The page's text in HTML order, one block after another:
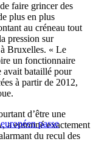
faire grincer des
plus en plus
au créneau tout
pression sur
Bruxelles. « Le
un fonctionnaire
avait bataillé pour
à partir de 2012,
passe
d’être une
a entonné exactement
du recul des